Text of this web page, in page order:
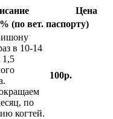
Цена
(по вет. паспорту)
в 10-14
1,5
по
когтей.
100р.